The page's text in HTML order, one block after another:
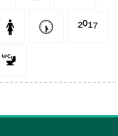
🚺 🕠 ²⁰¹⁷
🚾